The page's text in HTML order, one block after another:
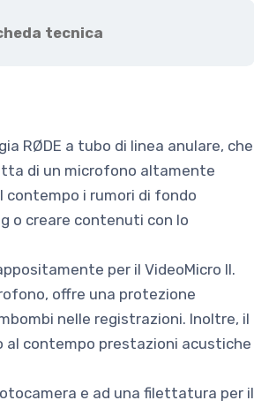
tecnica
RØDE a tubo di linea anulare, che
di un microfono altamente
contempo i rumori di fondo
o creare contenuti con lo
per il VideoMicro II.
offre una protezione
nelle registrazioni. Inoltre, il
contempo prestazioni acustiche
e ad una filettatura per il